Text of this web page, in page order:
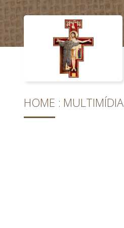
HOME MULTIMÍDIA